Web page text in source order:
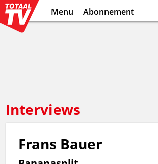
Menu Abonnement
Interviews
Frans Bauer